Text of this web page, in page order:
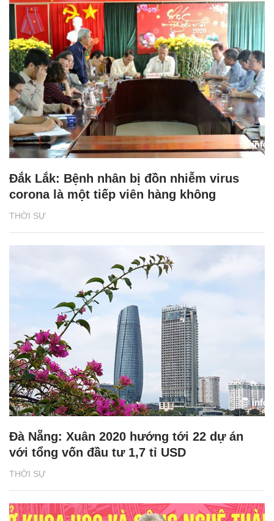
THỜI SỰ
Đắk Lắk: Bệnh nhân bị đồn nhiễm virus
corona là một tiếp viên hàng không
THỜI SỰ
Đà Nẵng: Xuân 2020 hướng tới 22 dự án
với tổng vốn đầu tư 1,7 tỉ USD